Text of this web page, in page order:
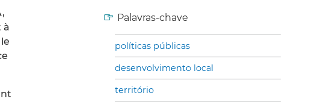
à
Palavras-chave
políticas públicas
desenvolvimento local
território